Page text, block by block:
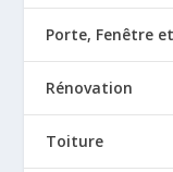
Porte, Fenêtre
Rénovation
Toiture